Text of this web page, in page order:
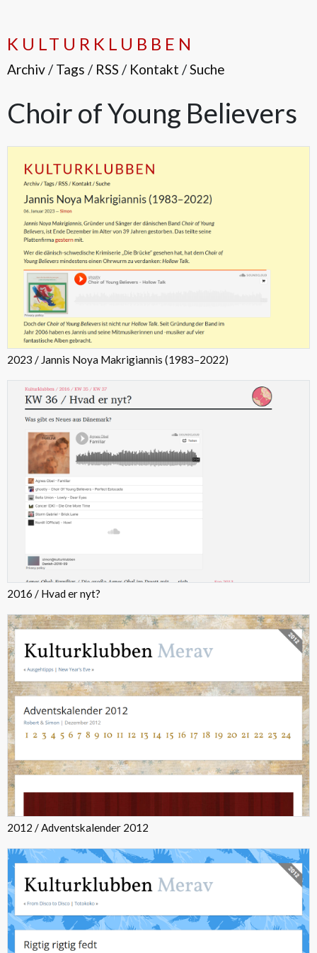
KULTURKLUBBEN
Archiv/ Tags / RSS / Kontakt /Suche
Choir of Young Believers
2023 / Jannis Noya Makrigiannis (1983–2022)
2016 / Hvad er nyt?
2012 / Adventskalender 2012